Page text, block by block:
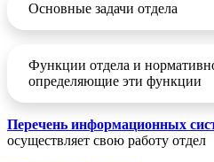
Основные задачи отдела
Функции отдела и
определяющие эти функции
Перечень информационных
осуществляет свою работу отдел